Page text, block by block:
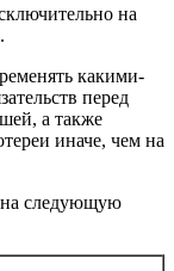
на
какими-
перед
а также
иначе, чем на
на следующую